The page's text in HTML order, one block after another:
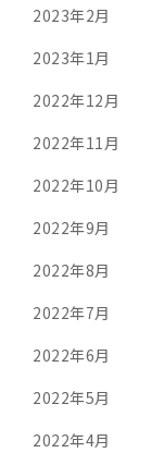
2023年2月
2023年1月
2022年12月
2022年11月
2022年10月
2022年9月
2022年8月
2022年7月
2022年6月
2022年5月
2022年4月